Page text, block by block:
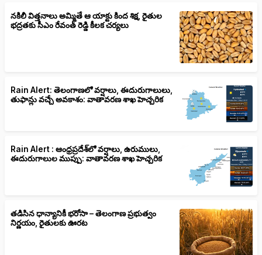
నకిలీ విత్తనాలు అమ్మితే ఆ యాక్టు కింద శిక్ష, రైతుల
భద్రతకు సీఎం రేవంత్ రెడ్డి కీలక చర్యలు
Rain Alert: తెలంగాణలో వర్షాలు, ఈదురుగాలులు,
తుఫాన్లు వచ్చే అవకాశం: వాతావరణ శాఖ హెచ్చరిక
Rain Alert : ఆంధ్రప్రదేశ్‌లో వర్షాలు, ఉరుములు,
ఈదురుగాలుల ముప్పు: వాతావరణ శాఖ హెచ్చరిక
తడిసిన ధాన్యానికీ భరోసా – తెలంగాణ ప్రభుత్వం
నిర్ణయం, రైతులకు ఊరట